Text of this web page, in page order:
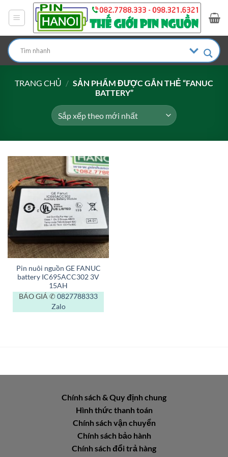
dung
TRANG CHỦ / SẢN PHẨM ĐƯỢC GẮN THẺ “FANUC
BATTERY”
Pin nuôi nguồn GE FANUC
battery IC695ACC302 3V
15AH
BÁO GIÁ ✆ 0827788333
Zalo
Chính sách & Quy định chung
Hình thức thanh toán
Chính sách vận chuyển
Chính sách bảo hành
Chính sách đổi trả hàng